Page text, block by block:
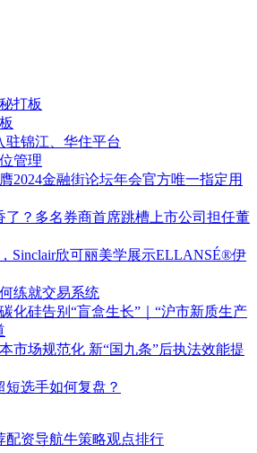
打板
驻锦江、华住平台
管理
2024金融街论坛年会官方唯一指定用
了？多名券商首席跳槽上市公司担任董
Sinclair欣可丽美学展示ELLANSÉ®伊
练就交易系统
化硅告别“盲盒生长”｜“沪市新质生产
市场规范化 新“国九条”后执法效能提
短选手如何复盘？
配资导航牛策略观点排行